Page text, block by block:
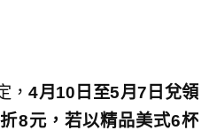
，4月10日至5月7日兌領
8元，若以精品美式6杯